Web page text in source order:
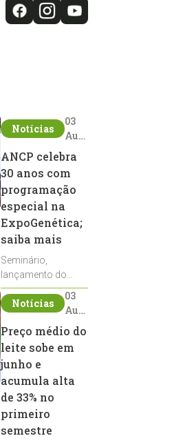
Notícias
03
Aug
ANCP celebra
30 anos com
programação
especial na
ExpoGenética;
saiba mais
Seminário,
lançamento do
Sumário de Touros,
debates, podcast,
reprodutores e
homenagens
integram a
programação da
entidade durante a
ExpoGenética 2026
Notícias
03
Aug
2026
Preço médio do
leite sobe em
junho e
acumula alta
de 33% no
primeiro
semestre